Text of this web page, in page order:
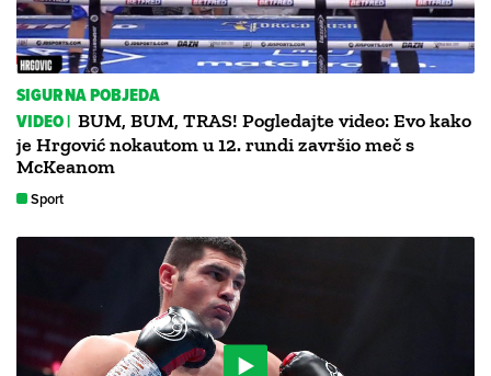
SIGURNA POBJEDA
VIDEO | BUM, BUM, TRAS! Pogledajte video: Evo kako
je Hrgović nokautom u 12. rundi završio meč s
McKeanom
Sport